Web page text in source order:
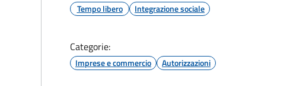
Tempo libero Integrazione sociale
Categorie:
Imprese e commercio Autorizzazioni